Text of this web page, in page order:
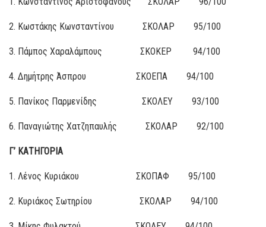
2. Κωστάκης Κωνσταντίνου ΣΚΟΛΑΡ 95/100
3. Πάμπος Χαραλάμπους ΣΚΟΚΕΡ 94/100
4. Δημήτρης Άσπρου ΣΚΟΕΠΑ 94/100
5. Πανίκος Παρμενίδης ΣΚΟΛΕΥ 93/100
6. Παναγιώτης Χατζηπαυλής ΣΚΟΛΑΡ 92/100
Γ’ ΚΑΤΗΓΟΡΙΑ
1. Λένος Κυριάκου ΣΚΟΠΑΦ 95/100
2. Κυριάκος Σωτηρίου ΣΚΟΛΑΡ 94/100